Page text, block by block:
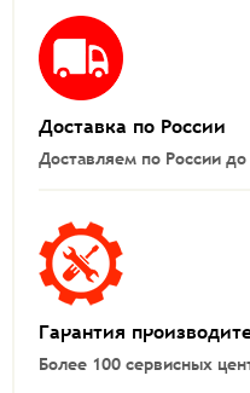
Доставка по России
Доставляем по России
Гарантия
Более 100 сервисных